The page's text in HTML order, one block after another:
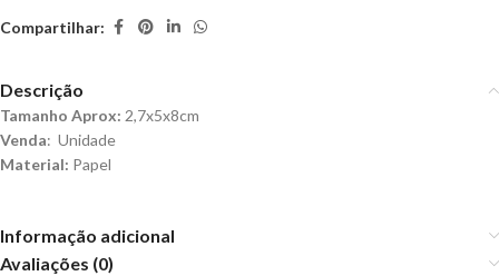
Compartilhar:
Descrição
Tamanho Aprox: 2,7x5x8cm
Venda: Unidade
Material: Papel
Informação adicional
Avaliações (0)